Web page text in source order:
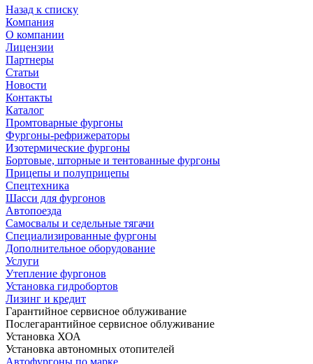
Назад к списку
Компания
О компании
Лицензии
Партнеры
Статьи
Новости
Контакты
Каталог
Промтоварные фургоны
Фургоны-рефрижераторы
Изотермические фургоны
Бортовые, шторные и тентованные фургоны
Прицепы и полуприцепы
Спецтехника
Шасси для фургонов
Автопоезда
Самосвалы и седельные тягачи
Специализированные фургоны
Дополнительное оборудование
Услуги
Утепление фургонов
Установка гидробортов
Лизинг и кредит
Гарантийное сервисное облуживание
Послегарантийное сервисное облуживание
Установка ХОА
Установка автономных отопителей
Автофургоны по марке